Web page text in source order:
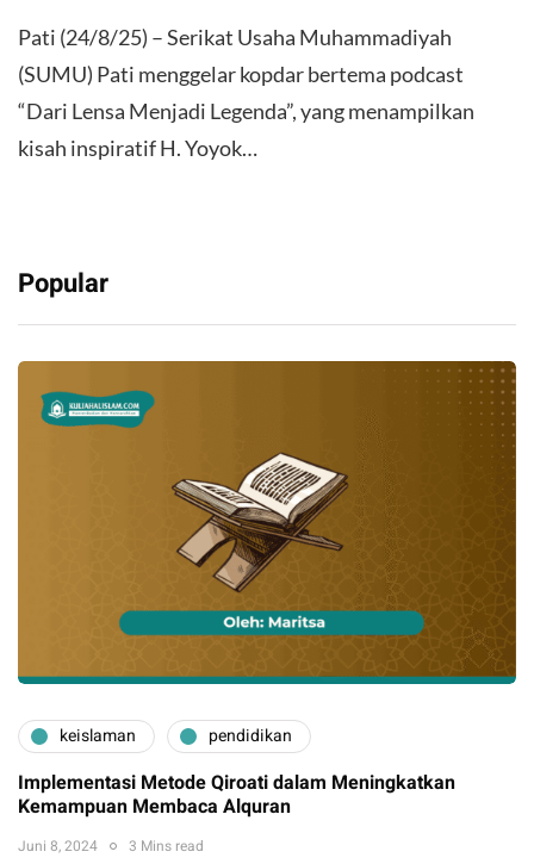
Pati (24/8/25) – Serikat Usaha Muhammadiyah
(SUMU) Pati menggelar kopdar bertema podcast
“Dari Lensa Menjadi Legenda”, yang menampilkan
kisah inspiratif H. Yoyok…
Popular
keislaman pendidikan
Implementasi Metode Qiroati dalam Meningkatkan
Kemampuan Membaca Alquran
Juni 8, 2024 3 Mins read